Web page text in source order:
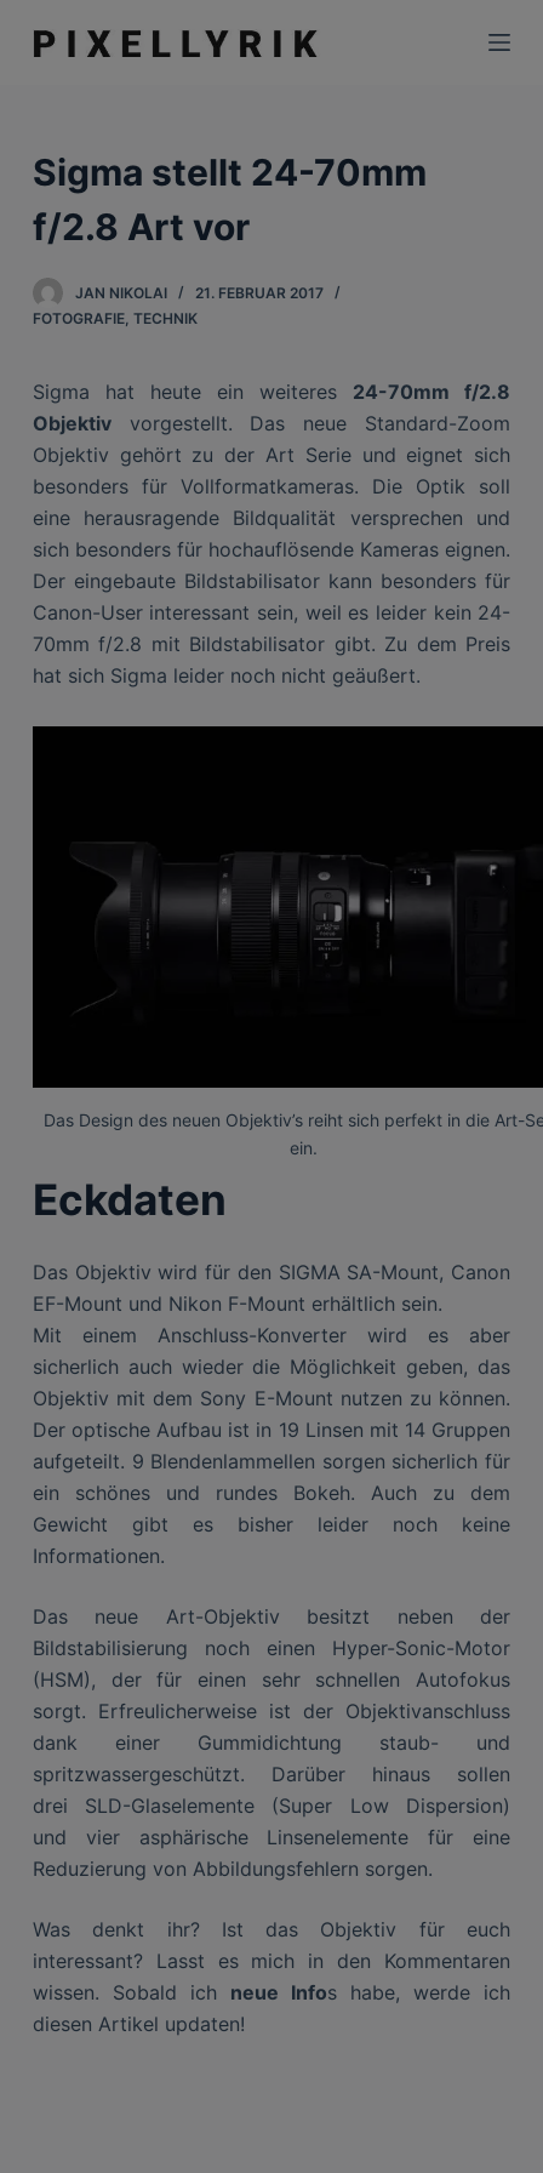
Z
u
h
a
e
Sigma stellt 24-70mm
f/2.8 Art vor
JAN NIKOLAI
21. FEBRUAR 2017
FOTOGRAFIE, TECHNIK
Sigma hat heute ein weiteres 24-70mm f/2.8
Objektivvorgestellt. Das neue Standard-Zoom
Objektiv gehört zu der Art Serie und eignet sich
besonders für Vollformatkameras. Die Optik soll
eine herausragende Bildqualität versprechen und
sich besonders für hochauflösende Kameras eignen.
Der eingebaute Bildstabilisator kann besonders für
Canon-User interessant sein, weil es leider kein 24-
70mm f/2.8 mit Bildstabilisator gibt. Zu dem Preis
hat sich Sigma leider noch nicht geäußert.
Das Design des neuen Objektiv’s reiht sich perfekt in die Art-
ein.
Eckdaten
Das Objektiv wird für den SIGMA SA-Mount, Canon
EF-Mount und Nikon F-Mount erhältlich sein.
Mit einem Anschluss-Konverter wird es aber
sicherlich auch wieder die Möglichkeit geben, das
Objektiv mit dem Sony E-Mount nutzen zu können.
Der optische Aufbau ist in 19 Linsen mit 14 Gruppen
aufgeteilt. 9 Blendenlammellen sorgen sicherlich für
ein schönes und rundes Bokeh. Auch zu dem
Gewicht gibt es bisher leider noch keine
Informationen.
Das neue Art-Objektiv besitzt neben der
Bildstabilisierung noch einen Hyper-Sonic-Motor
(HSM), der für einen sehr schnellen Autofokus
sorgt. Erfreulicherweise ist der Objektivanschluss
dank einer Gummidichtung staub- und
spritzwassergeschützt. Darüber hinaus sollen
drei SLD-Glaselemente (Super Low Dispersion)
und vier asphärische Linsenelemente für eine
Reduzierung von Abbildungsfehlern sorgen.
Was denkt ihr? Ist das Objektiv für euch
interessant? Lasst es mich in den Kommentaren
wissen. Sobald ich neue Infos habe, werde ich
diesen Artikel updaten!